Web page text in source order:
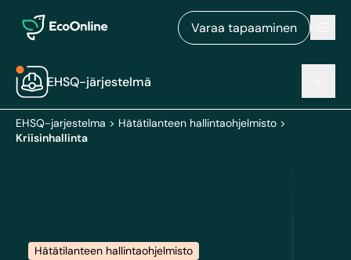
EcoOnline
Varaa tapaaminen
EHSQ-järjestelmä
EHSQ-jarjestelma > Hätätilanteen hallintaohjelmisto >
Kriisinhallinta
Hätätilanteen hallintaohjelmisto